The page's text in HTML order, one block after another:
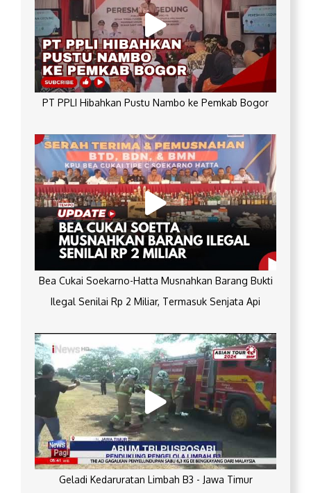
PT PPLI Hibahkan Pustu Nambo ke Pemkab Bogor
Bea Cukai Soekarno-Hatta Musnahkan Barang Bukti
Ilegal Senilai Rp 2 Miliar, Termasuk Senjata Api
Geladi Kedaruratan Limbah B3 - Jawa Timur